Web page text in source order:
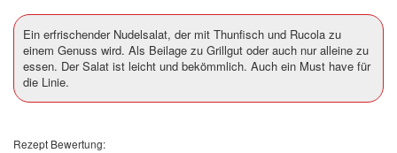
Ein erfrischender Nudelsalat, der mit Thunfisch und Rucola zu
einem Genuss wird. Als Beilage zu Grillgut oder auch nur alleine zu
essen. Der Salat ist leicht und bekömmlich. Auch ein Must have für
die Linie.
Rezept Bewertung: